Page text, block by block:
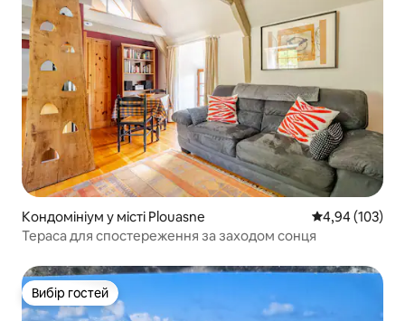
Кондомініум у місті Plouasne Середня
4,94 (103)
Тераса для спостереження за заходом сонця
Вибір гостей
Вибір гостей